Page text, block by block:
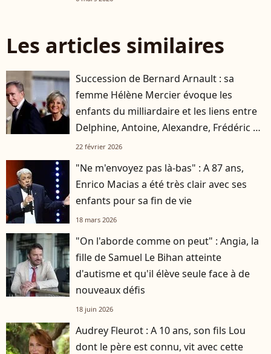
Les articles similaires
Succession de Bernard Arnault : sa
femme Hélène Mercier évoque les
enfants du milliardaire et les liens entre
Delphine, Antoine, Alexandre, Frédéric et
Jean
22 février 2026
"Ne m'envoyez pas là-bas" : A 87 ans,
Enrico Macias a été très clair avec ses
enfants pour sa fin de vie
18 mars 2026
"On l'aborde comme on peut" : Angia, la
fille de Samuel Le Bihan atteinte
d'autisme et qu'il élève seule face à de
nouveaux défis
18 juin 2026
Audrey Fleurot : A 10 ans, son fils Lou
dont le père est connu, vit avec cette